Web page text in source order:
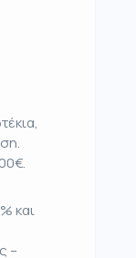
και
–